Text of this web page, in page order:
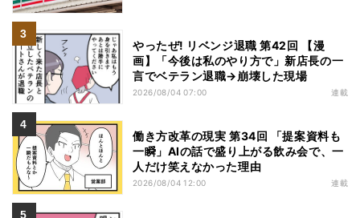
やったぜ! リベンジ退職 第42回 【漫
画】「今後は私のやり方で」新店長の一
言でベテラン退職→崩壊した現場
2026/08/04 07:00 連載
働き方改革の現実 第34回 「提案資料も
一瞬」AIの話で盛り上がる飲み会で、一
人だけ笑えなかった理由
2026/08/04 12:00 連載